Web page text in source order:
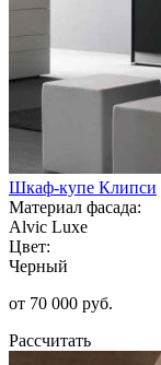
Шкаф-купе Клипси
Материал фасада:
Alvic Luxe
Цвет:
Черный
от 70 000 руб.
Рассчитать